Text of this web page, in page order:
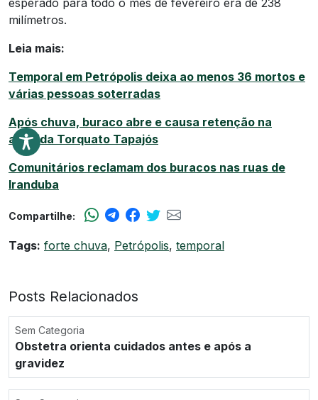
esperado para todo o mês de fevereiro era de 238
milímetros.
Leia mais:
Temporal em Petrópolis deixa ao menos 36 mortos e
várias pessoas soterradas
Após chuva, buraco abre e causa retenção na
avenida Torquato Tapajós
Comunitários reclamam dos buracos nas ruas de
Iranduba
Compartilhe:
Tags: forte chuva, Petrópolis, temporal
Posts Relacionados
Sem Categoria
Obstetra orienta cuidados antes e após a
gravidez